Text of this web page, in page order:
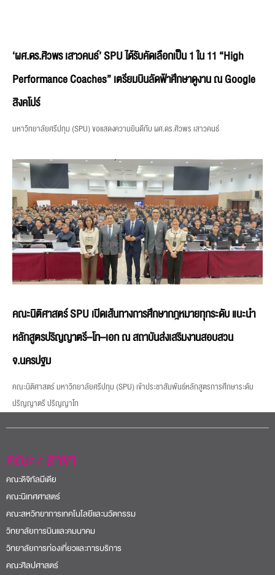
‘ผศ.ดร.ศิวพร เสาวคนธ์’ SPU ได้รับคัดเลือกเป็น 1 ใน 11 “High
Performance Coaches” เตรียมบินลัดฟ้าศึกษาดูงาน ณ Google
สิงคโปร์
มหาวิทยาลัยศรีปทุม (SPU) ขอแสดงความยินดีกับ ผศ.ดร.ศิวพร เสาวคนธ์
คณะนิติศาสตร์ SPU เปิดเส้นทางการศึกษากฎหมายทุกระดับ แนะนำ
หลักสูตรปริญญาตรี–โท–เอก ณ สถาบันส่งเสริมงานสอบสวน
จ.นครปฐม
คณะนิติศาสตร์ มหาวิทยาลัยศรีปทุม (SPU) เข้าประชาสัมพันธ์หลักสูตรการศึกษาระดับ
ปริญญาตรี ปริญญาโท
คณะ / สาขา
คณะดิจิทัลมีเดีย
คณะนิเทศศาสตร์
คณะสหวิทยาการเทคโนโลยีและนวัตกรรม
วิทยาลัยการบินและคมนาคม
วิทยาลัยการท่องเที่ยวและการบริการ
คณะศิลปศาสตร์